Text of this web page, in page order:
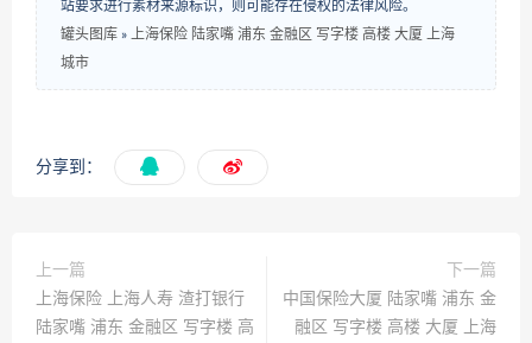
站要求进行素材来源标识，则可能存在侵权的法律风险。
罐头图库 »
上海保险 陆家嘴 浦东 金融区 写字楼 高楼 大厦 上海
城市
分享到：
上一篇
上海保险 上海人寿 渣打银行
陆家嘴 浦东 金融区 写字楼 高
下一篇
中国保险大厦 陆家嘴 浦东 金
融区 写字楼 高楼 大厦 上海